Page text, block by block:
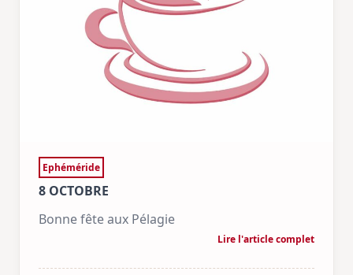
Ephéméride
8 OCTOBRE
Bonne fête aux Pélagie
Lire l'article complet